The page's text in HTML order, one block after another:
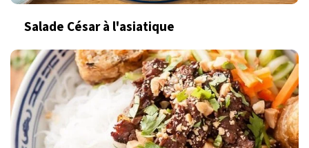
Salade César à l'asiatique